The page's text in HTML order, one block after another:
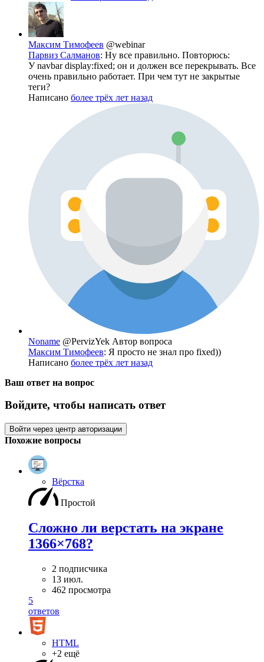
Максим Тимофеев @webinar
Парвиз Салманов: Ну все правильно. Повторюсь:
У navbar display:fixed; он и должен все перекрывать. Все
очень правильно работает. При чем тут не закрытые
теги?
Написано более трёх лет назад
Noname @PervizYek Автор вопроса
Максим Тимофеев: Я просто не знал про fixed))
Написано более трёх лет назад
Ваш ответ на вопрос
Войдите, чтобы написать ответ
Войти через центр авторизации
Похожие вопросы
Вёрстка
Простой
Сложно ли верстать на экране
1366×768?
2 подписчика
13 июл.
462 просмотра
5
ответов
HTML
+2 ещё